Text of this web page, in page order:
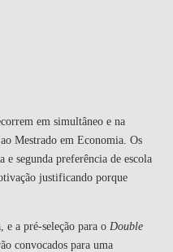
em simultâneo e na
Mestrado em Economia. Os
segunda preferência de escola
justificando porque
e a pré-seleção para o Double
convocados para uma